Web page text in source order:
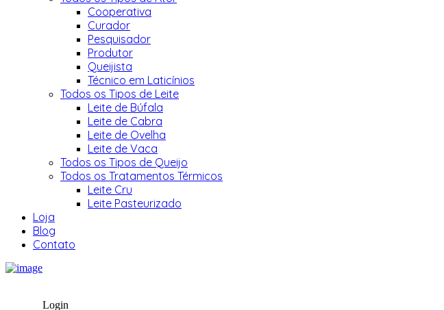
Cooperativa
Curador
Pesquisador
Produtor
Queijista
Técnico em Laticínios
Todos os Tipos de Leite
Leite de Búfala
Leite de Cabra
Leite de Ovelha
Leite de Vaca
Todos os Tipos de Queijo
Todos os Tratamentos Térmicos
Leite Cru
Leite Pasteurizado
Loja
Blog
Contato
Login